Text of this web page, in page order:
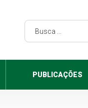
PUBLICAÇÕES